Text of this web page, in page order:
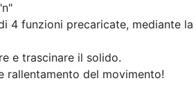
e trascinare il solido.
rallentamento del movimento!